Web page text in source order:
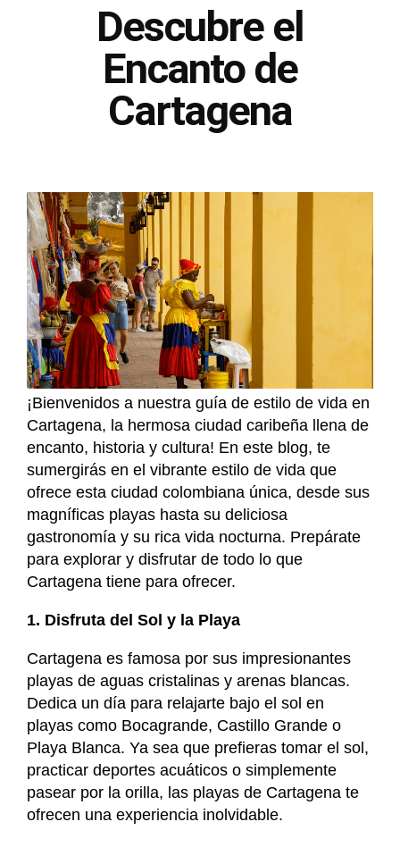
Descubre el
Encanto de
Cartagena
¡Bienvenidos a nuestra guía de estilo de vida en
Cartagena, la hermosa ciudad caribeña llena de
encanto, historia y cultura! En este blog, te
sumergirás en el vibrante estilo de vida que
ofrece esta ciudad colombiana única, desde sus
magníficas playas hasta su deliciosa
gastronomía y su rica vida nocturna. Prepárate
para explorar y disfrutar de todo lo que
Cartagena tiene para ofrecer.
1. Disfruta del Sol y la Playa
Cartagena es famosa por sus impresionantes
playas de aguas cristalinas y arenas blancas.
Dedica un día para relajarte bajo el sol en
playas como Bocagrande, Castillo Grande o
Playa Blanca. Ya sea que prefieras tomar el sol,
practicar deportes acuáticos o simplemente
pasear por la orilla, las playas de Cartagena te
ofrecen una experiencia inolvidable.